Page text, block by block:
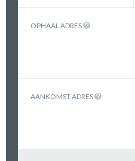
OPHAAL ADRES
AANKOMST ADRES